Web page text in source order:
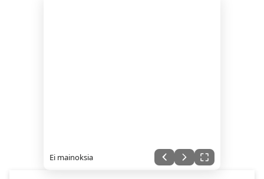
Ei mainoksia